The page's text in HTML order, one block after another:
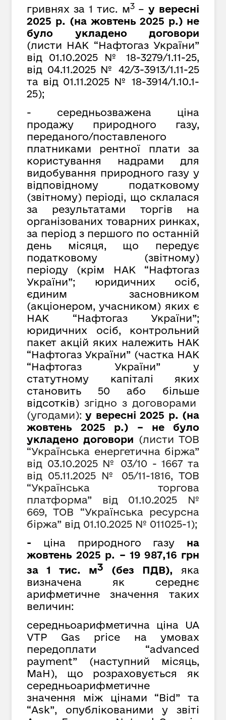
гривнях за 1 тис. м3 – у вересні
2025 р. (на жовтень2025 р.) не
було укладено договори
(листи НАК “Нафтогаз України”
від 01.10.2025 № 18-3279/1.11-25,
від 04.11.2025 № 42/3-3913/1.11-25
та від 01.11.2025 № 18-3914/1.10.1-
25);
- середньозважена ціна
продажу природного газу,
переданого/поставленого
платниками рентної плати за
користування надрами для
видобування природного газу у
відповідному податковому
(звітному) періоді, що склалася
за результатами торгів на
організованих товарних ринках,
за період з першого по останній
день місяця, що передує
податковому (звітному)
періоду (крім НАК “Нафтогаз
України”; юридичних осіб,
єдиним засновником
(акціонером, учасником) яких є
НАК “Нафтогаз України”;
юридичних осіб, контрольний
пакет акцій яких належить НАК
“Нафтогаз України” (частка НАК
“Нафтогаз України” у
статутному капіталі яких
становить 50 або більше
відсотків) згідно з договорами
(угодами):у вересні 2025 р. (на
жовтень 2025 р.) – не було
укладено договори (листи ТОВ
“Українська енергетична біржа”
від 03.10.2025 № 03/10 - 1667та
від 05.11.2025 № 05/11-1816, ТОВ
“Українська торгова
платформа” від 01.10.2025 №
669,ТОВ “Українська ресурсна
біржа” від 01.10.2025 № 011025-1);
- ціна природного газу на
жовтень2025 р. – 19 987,16 грн
за 1 тис. м3 (без ПДВ), яка
визначена як середнє
арифметичне значення таких
величин:
середньоарифметична ціна UA
VTP Gas price на умовах
передоплати “advanced
payment” (наступний місяць,
MaH), що розраховується як
cередньоарифметичне
значення між цінами “Bid” та
“Ask”, опублікованими у звіті